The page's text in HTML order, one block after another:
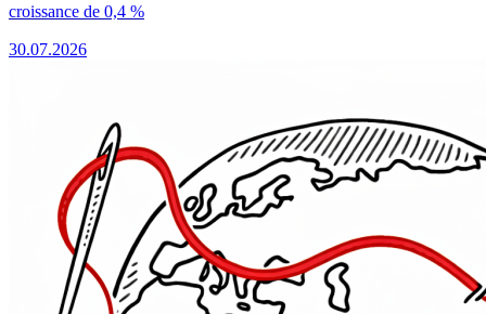
croissance de 0,4 %
30.07.2026